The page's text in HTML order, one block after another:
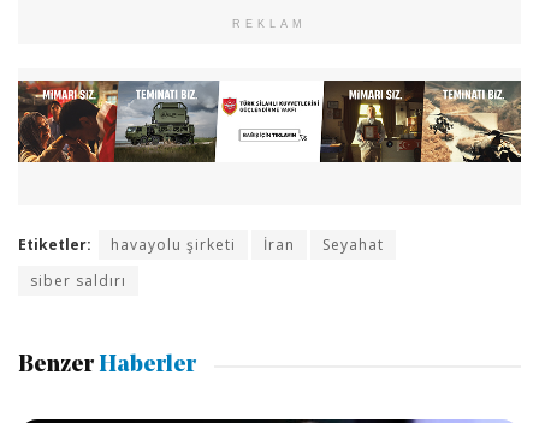
REKLAM
Etiketler: havayolu şirketi İran
Seyahat
siber saldırı
Benzer Haberler